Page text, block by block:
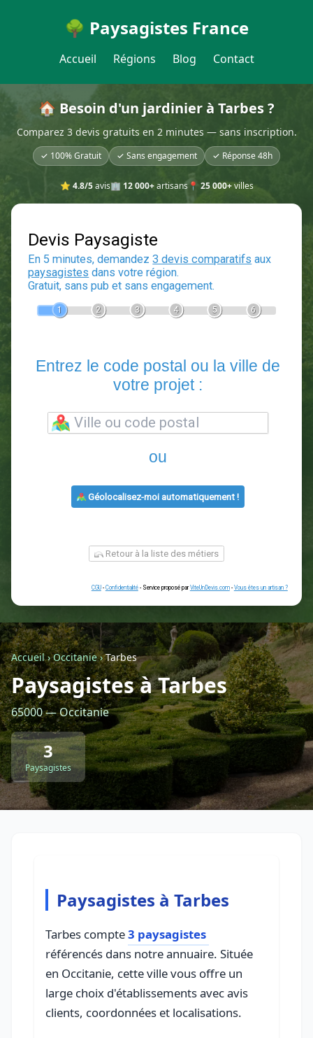
🌳 Paysagistes France
Accueil Régions Blog Contact
🏠 Besoin d'un jardinier à Tarbes ?
Comparez 3 devis gratuits en 2 minutes — sans inscription.
✓ 100% Gratuit ✓ Sans engagement ✓ Réponse 48h
⭐ 4.8/5avis🏢 12 000+artisans📍 25 000+villes
Devis Paysagiste
En 5 minutes, demandez3 devis comparatifs
votre projet :
ou
Géolocalisez-moi automatiquement !
Retour à la liste des métiers
CGU- Confidentialité - Service proposé parViteUnDevis.com-Vous
Accueil›Occitanie›Tarbes
Paysagistes à Tarbes
65000 — Occitanie
3
Paysagistes
Paysagistes à Tarbes
Tarbes compte3 paysagistes
référencés dans notre annuaire. Située
en Occitanie, cette ville vous offre un
large choix d'établissements avec avis
clients, coordonnées et localisations.